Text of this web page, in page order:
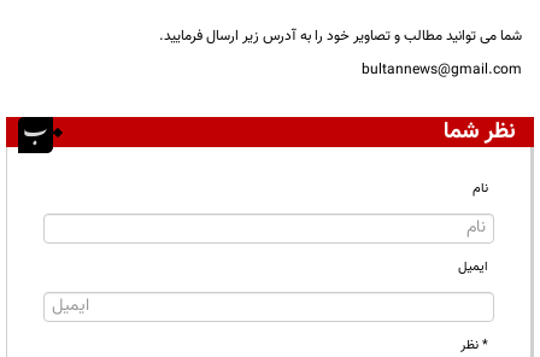
شما می توانید مطالب و تصاویر خود را به آدرس زیر ارسال فرمایید.
bultannews@gmail.com
نظر شما
نام
ایمیل
* نظر